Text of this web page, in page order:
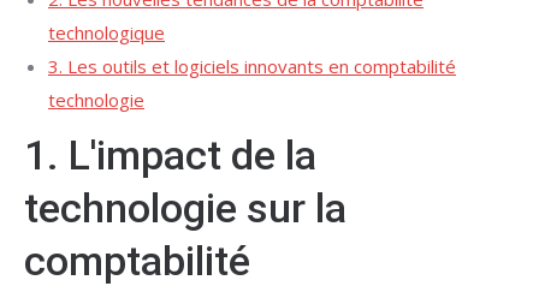
technologique
3. Les outils et logiciels innovants en comptabilité
technologie
1. L'impact de la
technologie sur la
comptabilité